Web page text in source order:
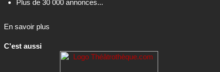
Plus de 30 000 annonces...
En savoir plus
C'est aussi